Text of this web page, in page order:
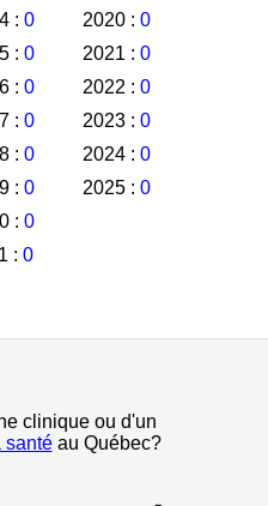
: 0
: 0
: 0
: 0
: 0
: 0
: 0
: 0
2020 : 0
2021 : 0
2022 : 0
2023 : 0
2024 : 0
2025 : 0
clinique ou d'un
santéau Québec?